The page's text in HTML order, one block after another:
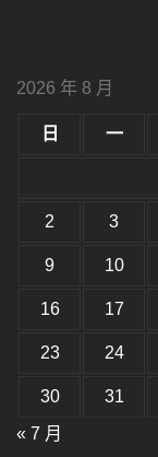
2026 年 8 月
日 一
2 3
9 10
16 17
23 24
30
31
« 7 月